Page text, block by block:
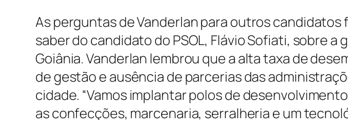
As perguntas de Vanderlan para outros candidatos
saber do candidato do PSOL, Flávio Sofiati, sobre a
Goiânia. Vanderlan lembrou que a alta taxa de
de gestão e ausência de parcerias das
cidade. “Vamos implantar polos de
as confecções, marcenaria, serralheria e um